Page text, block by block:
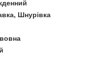
Шнурівка